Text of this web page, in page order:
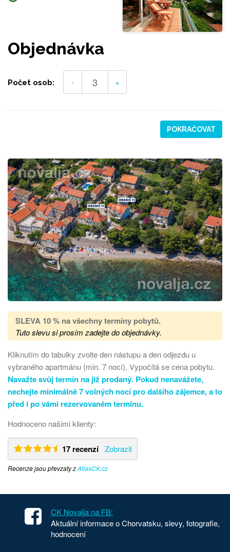
Objednávka
Počet osob: - +
POKRAČOVAT
SLEVA 10 % na všechny termíny pobytů.
Tuto slevu si prosím zadejte do objednávky.
Kliknutím do tabulky zvolte den nástupu a den odjezdu u
vybraného apartmánu (min. 7 nocí). Vypočítá se cena pobytu.
Navažte svůj termín na již prodaný. Pokud nenavážete,
nechejte minimálně 7 volných nocí pro dalšího zájemce, a to
před i po vámi rezervovaném termínu.
Hodnoceno našimi klienty:
17 recenzí Zobrazit
Recenze jsou převzaty zAtlasCK.cz
CK Novalja na FB:
Aktuální informace o Chorvatsku, slevy, fotografie,
hodnocení